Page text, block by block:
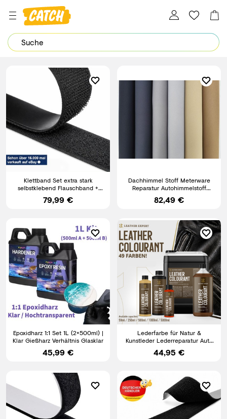
Dein Password wurde erfolgreich geändert.
Klettband Set extra stark
selbstklebend Flauschband +
Hakenband Klettverschluss
79,99 €
Dachhimmel Stoff Meterware
Reparatur Autohimmelstoff
Autostoff mit Schaum
82,49 €
Epoxidharz 1:1 Set 1L (2×500ml) |
Klar Gießharz Verhältnis Glasklar
45,99 €
Lederfarbe für Natur &
Kunstleder Lederreparatur Auto
Möbel Schuhe 49 Farben
44,95 €